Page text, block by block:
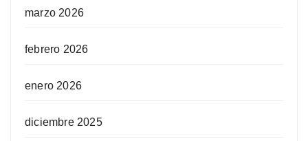
marzo 2026
febrero 2026
enero 2026
diciembre 2025